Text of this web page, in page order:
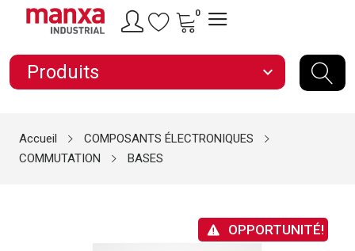
0
Produits expand_more
Accueil
COMPOSANTS ÉLECTRONIQUES
COMMUTATION
BASES
OPPORTUNITÉ!